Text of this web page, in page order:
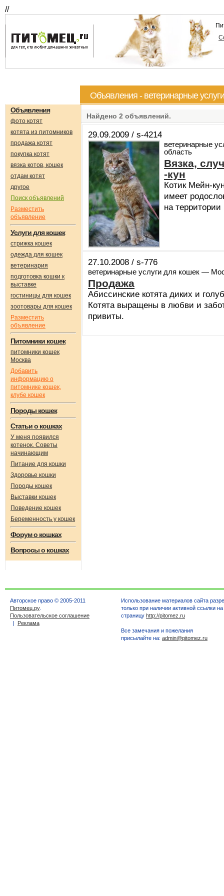
//
Объявления - ветеринарные
Объявления
фото котят
котята из питомников
продажа котят
покупка котят
вязка котов, кошек
отдам котят
другое
Поиск объявлений
Разместить
объявление
Услуги для кошек
стрижка кошек
одежда для кошек
ветеринария
подготовка кошки к
выставке
гостиницы для кошек
зоотовары для кошек
Разместить
объявление
Питомники кошек
питомники кошек
Москва
Добавить
информацию о
питомнике кошек,
клубе кошек
Породы кошек
Статьи о кошках
У меня появился
котенок. Советы
начинающим
Питание для кошки
Здоровье кошки
Породы кошек
Выставки кошек
Поведение кошек
Беременность у кошек
Форум о кошках
Вопросы о кошках
Найдено 2 объявлений.
29.09.2009 / s-4214
ветеринарные
область
Вязка,
-кун
Котик Мейн-
имеет
на
27.10.2008 / s-776
ветеринарные услуги для кошек —
Продажа
Абиссинские котята диких и
Котята выращены в любви и
привиты.
Авторское право © 2005-2011
Питомец.ру.
Пользовательское соглашение
| Реклама
Использование материалов сайта
только при наличии активной ссылки
страницу http://pitomez.ru
Все замечания и пожелания
присылайте на: admin@pitomez.ru